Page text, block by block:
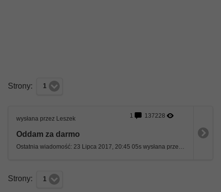
Strony: 1
wysłana przez Leszek 1 137228
Oddam za darmo
Strony: 1